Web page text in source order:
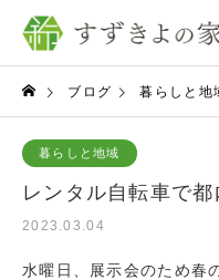
ブログ 暮らしと地
暮らしと地域
レンタル自転車で
2023.03.04
水曜日、展示会のため春